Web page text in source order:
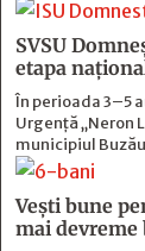
SVSU
etapa
În perioada 3–5
Urgență „Neron
municipiul
Vești bune
mai